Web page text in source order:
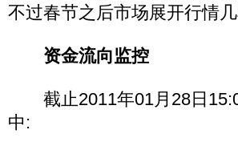
不过春节之后市场展开行情
资金流向监控
截止2011年01月28日
中: